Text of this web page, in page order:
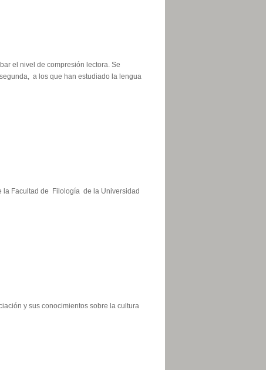
el nivel de compresión lectora. Se
a los que han estudiado la lengua
la Facultad de Filología de la Universidad
y sus conocimientos sobre la cultura